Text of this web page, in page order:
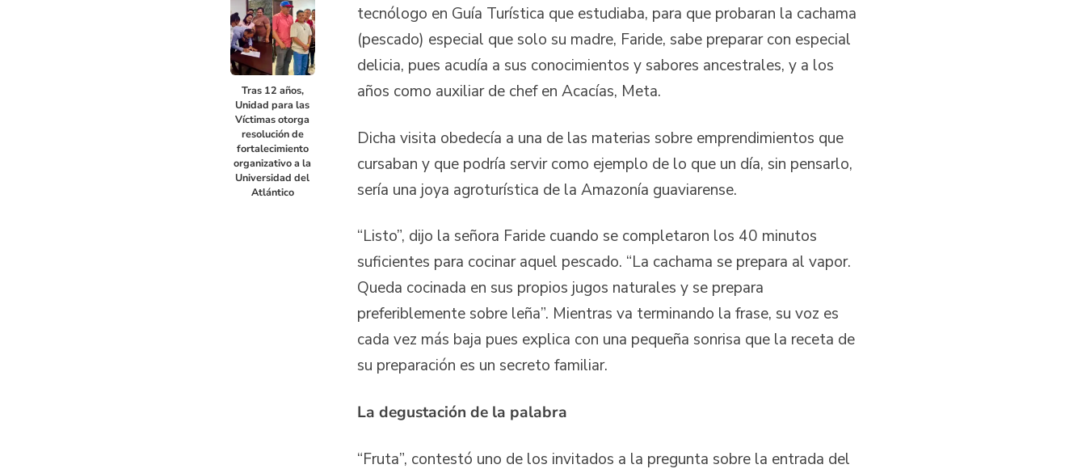
Tras 12 años,
Unidad para las
Víctimas otorga
resolución de
fortalecimiento
organizativo a la
Universidad del
Atlántico
tecnólogo en Guía Turística que estudiaba, para que probaran la cachama
(pescado) especial que solo su madre, Faride, sabe preparar con especial
delicia, pues acudía a sus conocimientos y sabores ancestrales, y a los
años como auxiliar de chef en Acacías, Meta.
Dicha visita obedecía a una de las materias sobre emprendimientos que
cursaban y que podría servir como ejemplo de lo que un día, sin pensarlo,
sería una joya agroturística de la Amazonía guaviarense.
“Listo”, dijo la señora Faride cuando se completaron los 40 minutos
suficientes para cocinar aquel pescado. “La cachama se prepara al vapor.
Queda cocinada en sus propios jugos naturales y se prepara
preferiblemente sobre leña”. Mientras va terminando la frase, su voz es
cada vez más baja pues explica con una pequeña sonrisa que la receta de
su preparación es un secreto familiar.
La degustación de la palabra
“Fruta”, contestó uno de los invitados a la pregunta sobre la entrada del